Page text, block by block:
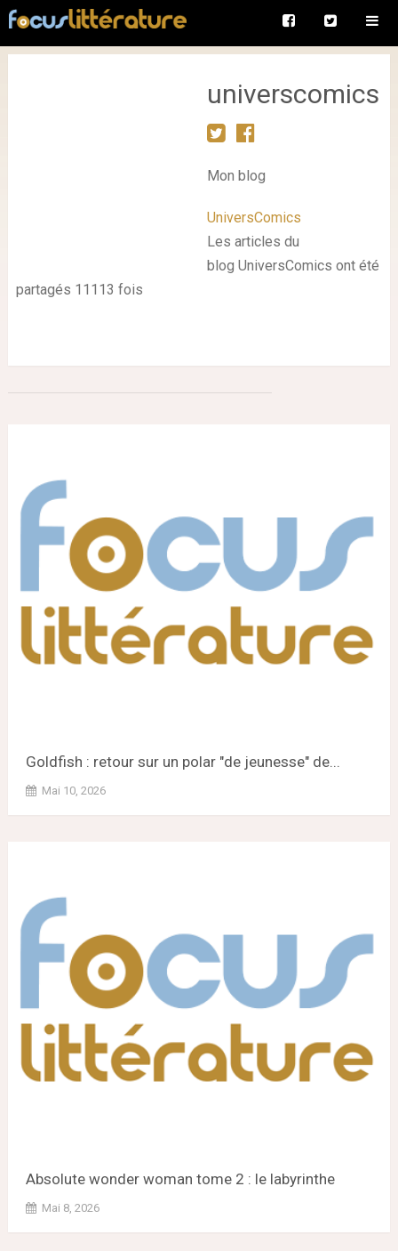
universcomics
Mon blog
UniversComics
Les articles du
blog UniversComics ont été
partagés 11113 fois
Goldfish : retour sur un polar "de jeunesse" de...
Mai 10, 2026
Absolute wonder woman tome 2 : le labyrinthe
Mai 8, 2026